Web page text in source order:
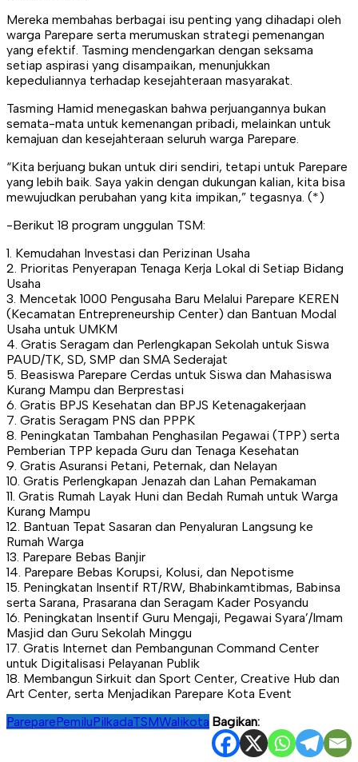
Mereka membahas berbagai isu penting yang dihadapi oleh
warga Parepare serta merumuskan strategi pemenangan
yang efektif. Tasming mendengarkan dengan seksama
setiap aspirasi yang disampaikan, menunjukkan
kepeduliannya terhadap kesejahteraan masyarakat.
Tasming Hamid menegaskan bahwa perjuangannya bukan
semata-mata untuk kemenangan pribadi, melainkan untuk
kemajuan dan kesejahteraan seluruh warga Parepare.
“Kita berjuang bukan untuk diri sendiri, tetapi untuk Parepare
yang lebih baik. Saya yakin dengan dukungan kalian, kita bisa
mewujudkan perubahan yang kita impikan,” tegasnya. (*)
-Berikut 18 program unggulan TSM:
1. Kemudahan Investasi dan Perizinan Usaha
2. Prioritas Penyerapan Tenaga Kerja Lokal di Setiap Bidang
Usaha
3. Mencetak 1000 Pengusaha Baru Melalui Parepare KEREN
(Kecamatan Entrepreneurship Center) dan Bantuan Modal
Usaha untuk UMKM
4. Gratis Seragam dan Perlengkapan Sekolah untuk Siswa
PAUD/TK, SD, SMP dan SMA Sederajat
5. Beasiswa Parepare Cerdas untuk Siswa dan Mahasiswa
Kurang Mampu dan Berprestasi
6. Gratis BPJS Kesehatan dan BPJS Ketenagakerjaan
7. Gratis Seragam PNS dan PPPK
8. Peningkatan Tambahan Penghasilan Pegawai (TPP) serta
Pemberian TPP kepada Guru dan Tenaga Kesehatan
9. Gratis Asuransi Petani, Peternak, dan Nelayan
10. Gratis Perlengkapan Jenazah dan Lahan Pemakaman
11. Gratis Rumah Layak Huni dan Bedah Rumah untuk Warga
Kurang Mampu
12. Bantuan Tepat Sasaran dan Penyaluran Langsung ke
Rumah Warga
13. Parepare Bebas Banjir
14. Parepare Bebas Korupsi, Kolusi, dan Nepotisme
15. Peningkatan Insentif RT/RW, Bhabinkamtibmas, Babinsa
serta Sarana, Prasarana dan Seragam Kader Posyandu
16. Peningkatan Insentif Guru Mengaji, Pegawai Syara’/Imam
Masjid dan Guru Sekolah Minggu
17. Gratis Internet dan Pembangunan Command Center
untuk Digitalisasi Pelayanan Publik
18. Membangun Sirkuit dan Sport Center, Creative Hub dan
Art Center, serta Menjadikan Parepare Kota Event
Bagikan:
PareparePemiluPilkadaTSMWalikota